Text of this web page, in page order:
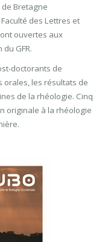
de Bretagne
des Lettres et
ouvertes aux
GFR.
doctorants de
orales, les résultats de
de la rhéologie. Cinq
originale à la rhéologie